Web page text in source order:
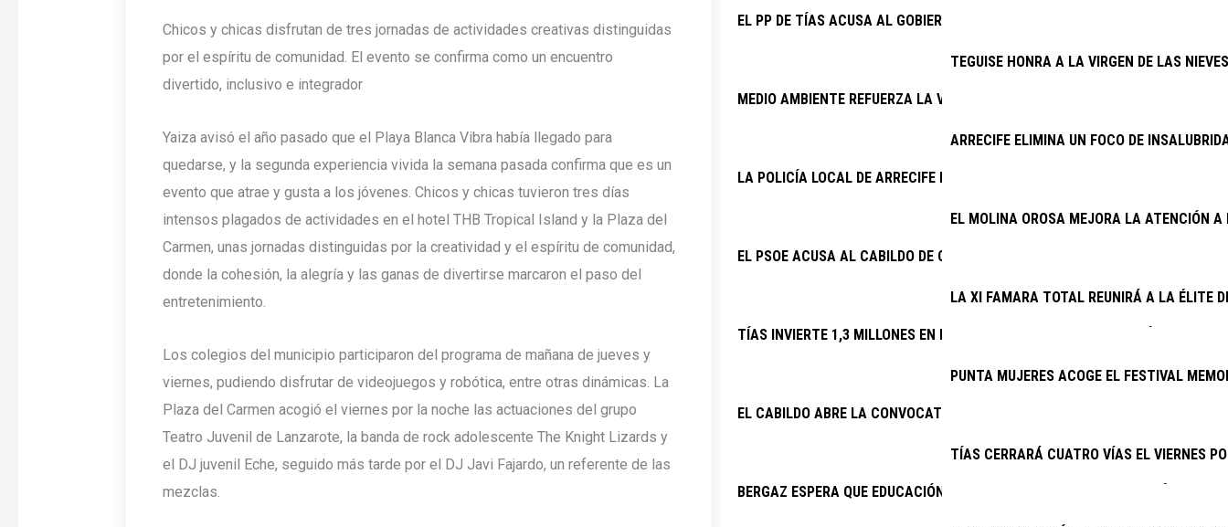
Chicos y chicas disfrutan de tres jornadas de actividades creativas distinguidas
por el espíritu de comunidad. El evento se confirma como un encuentro
divertido, inclusivo e integrador
Yaiza avisó el año pasado que el Playa Blanca Vibra había llegado para
quedarse, y la segunda experiencia vivida la semana pasada confirma que es un
evento que atrae y gusta a los jóvenes. Chicos y chicas tuvieron tres días
intensos plagados de actividades en el hotel THB Tropical Island y la Plaza del
Carmen, unas jornadas distinguidas por la creatividad y el espíritu de comunidad,
donde la cohesión, la alegría y las ganas de divertirse marcaron el paso del
entretenimiento.
Los colegios del municipio participaron del programa de mañana de jueves y
viernes, pudiendo disfrutar de videojuegos y robótica, entre otras dinámicas. La
Plaza del Carmen acogió el viernes por la noche las actuaciones del grupo
Teatro Juvenil de Lanzarote, la banda de rock adolescente The Knight Lizards y
el DJ juvenil Eche, seguido más tarde por el DJ Javi Fajardo, un referente de las
mezclas.
EL PP DE TÍAS ACUSA AL GOBIERNO DE INCAPACIDAD CON EL PLAN DE
MEDIO AMBIENTE REFUERZA LA VIGILANCIA EN LOS COTOS DE CAZA DE
LA POLICÍA LOCAL DE ARRECIFE DETIENE A DOS VARONES EXTRANJEROS
EL PSOE ACUSA AL CABILDO DE CONOCER DESDE 2025 EL DERRIBO DE LA
TÍAS INVIERTE 1,3 MILLONES EN RENOVAR EL ALUMBRADO DE 32 VÍAS
EL CABILDO ABRE LA CONVOCATORIA DE SUBVENCIONES PARA LA
BERGAZ ESPERA QUE EDUCACIÓN CUMPLA E INICIE LA CONTRATACIÓN DEL
TEGUISE HONRA A LA VIRGEN DE LAS
ARRECIFE ELIMINA UN FOCO DE
EL MOLINA OROSA MEJORA LA ATENCIÓN
LA XI FAMARA TOTAL REUNIRÁ A LA ÉLITE
PUNTA MUJERES ACOGE EL FESTIVAL
TÍAS CERRARÁ CUATRO VÍAS EL VIERNES